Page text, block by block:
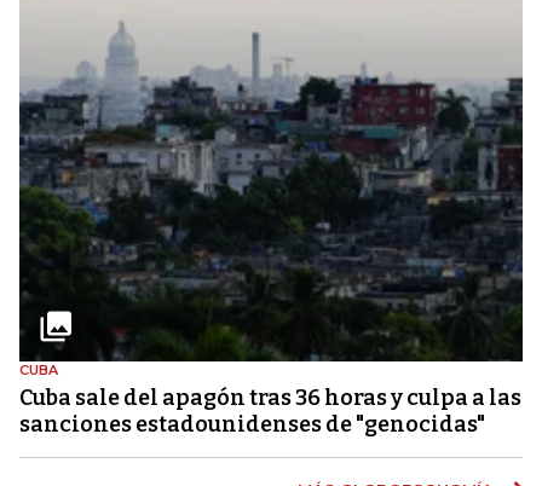
CUBA
Cuba sale del apagón tras 36 horas y culpa a las
sanciones estadounidenses de "genocidas"